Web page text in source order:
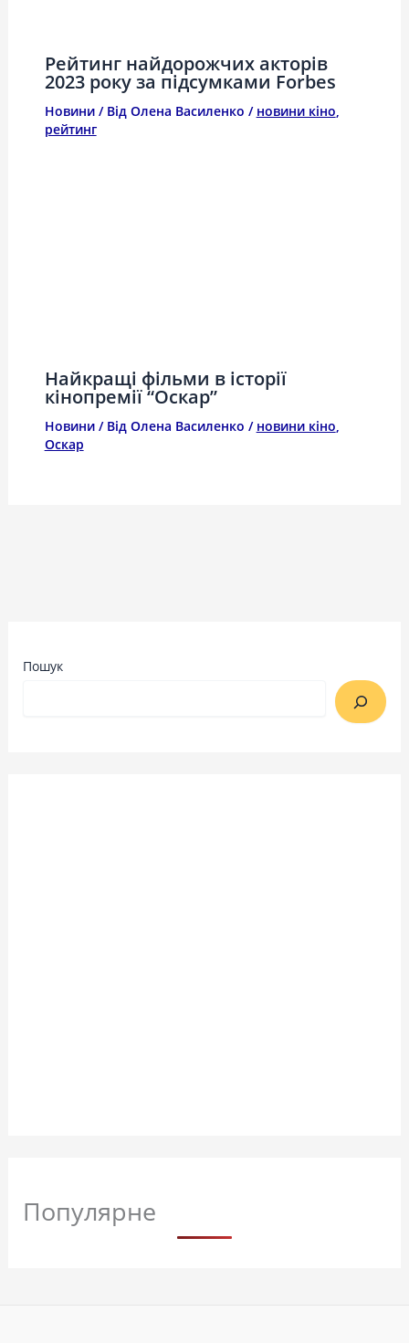
Рейтинг найдорожчих акторів
2023 року за підсумками Forbes
Новини/ Від Олена Василенко / новини кіно
рейтинг
Найкращі фільми в історії
кінопремії “Оскар”
Новини/ Від Олена Василенко / новини кіно,
Оскар
Пошук
Популярне